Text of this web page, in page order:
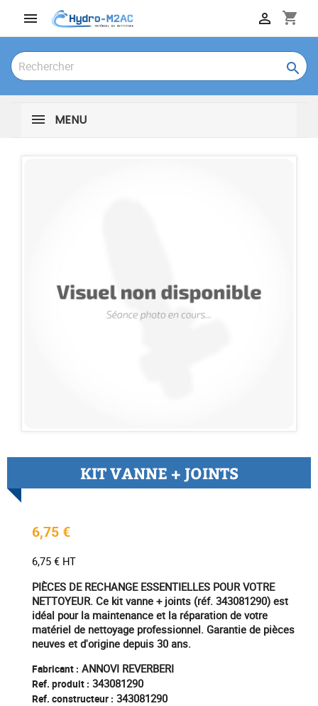
 shopping_cart


MENU
KIT VANNE + JOINTS
6,75 €
6,75 € HT
PIÈCES DE RECHANGE ESSENTIELLES POUR VOTRE
NETTOYEUR. Ce kit vanne + joints (réf. 343081290) est
idéal pour la maintenance et la réparation de votre
matériel de nettoyage professionnel. Garantie de pièces
neuves et d'origine depuis 30 ans.
Fabricant : ANNOVI REVERBERI
Ref. produit : 343081290
Ref. constructeur : 343081290